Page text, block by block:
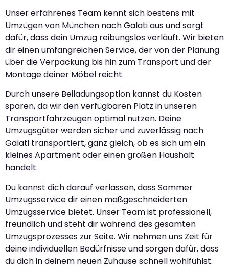
Unser erfahrenes Team kennt sich bestens mit
Umzügen von München nach Galati aus und sorgt
dafür, dass dein Umzug reibungslos verläuft. Wir bieten
dir einen umfangreichen Service, der von der Planung
über die Verpackung bis hin zum Transport und der
Montage deiner Möbel reicht.
Durch unsere Beiladungsoption kannst du Kosten
sparen, da wir den verfügbaren Platz in unseren
Transportfahrzeugen optimal nutzen. Deine
Umzugsgüter werden sicher und zuverlässig nach
Galati transportiert, ganz gleich, ob es sich um ein
kleines Apartment oder einen großen Haushalt
handelt.
Du kannst dich darauf verlassen, dass Sommer
Umzugsservice dir einen maßgeschneiderten
Umzugsservice bietet. Unser Team ist professionell,
freundlich und steht dir während des gesamten
Umzugsprozesses zur Seite. Wir nehmen uns Zeit für
deine individuellen Bedürfnisse und sorgen dafür, dass
du dich in deinem neuen Zuhause schnell wohlfühlst.